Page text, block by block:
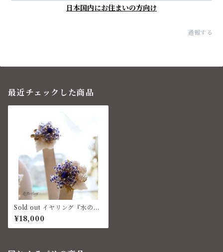
日本国内にお住まいの方向け
通報する
最近チェックした商品
Sold out イヤリング『水の戯
れ』 コスチュームジュエリー
¥18,000